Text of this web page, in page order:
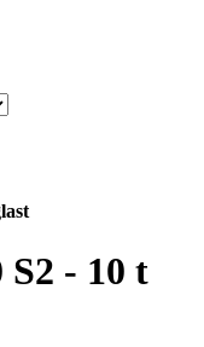
- 10 t